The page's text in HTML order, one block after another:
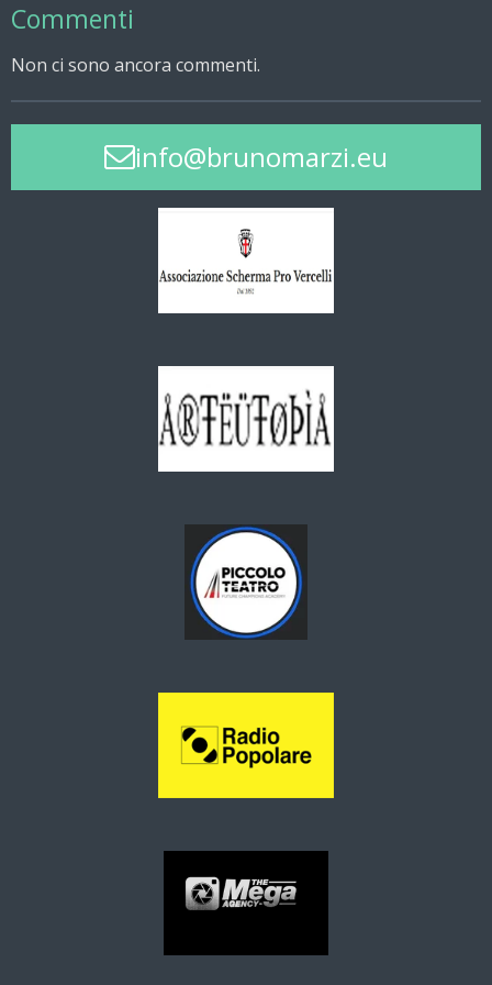
Commenti
Non ci sono ancora commenti.
info@brunomarzi.eu